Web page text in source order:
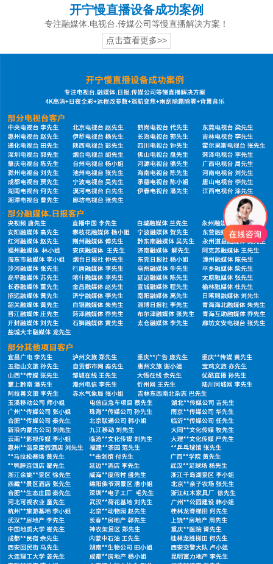
开宁慢直播设备成功案例
专注融媒体.电视台.传媒公司等慢直播解决方案！
点击查看更多>>